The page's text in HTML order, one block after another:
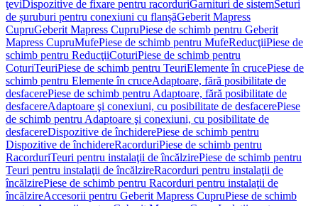
ţeviDispozitive de fixare pentru racorduriGarnituri de sistemSeturi
de șuruburi pentru conexiuni cu flanșăGeberit Mapress
CupruGeberit Mapress CupruPiese de schimb pentru Geberit
Mapress CupruMufePiese de schimb pentru MufeReducţiiPiese de
schimb pentru ReducţiiCoturiPiese de schimb pentru
CoturiTeuriPiese de schimb pentru TeuriElemente în crucePiese de
schimb pentru Elemente în cruceAdaptoare, fără posibilitate de
desfacerePiese de schimb pentru Adaptoare, fără posibilitate de
desfacereAdaptoare şi conexiuni, cu posibilitate de desfacerePiese
de schimb pentru Adaptoare şi conexiuni, cu posibilitate de
desfacereDispozitive de închiderePiese de schimb pentru
Dispozitive de închidereRacorduriPiese de schimb pentru
RacorduriTeuri pentru instalaţii de încălzirePiese de schimb pentru
Teuri pentru instalaţii de încălzireRacorduri pentru instalaţii de
încălzirePiese de schimb pentru Racorduri pentru instalaţii de
încălzireAccesorii pentru Geberit Mapress CupruPiese de schimb